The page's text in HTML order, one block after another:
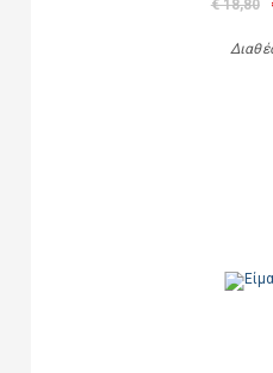
€ 18,80